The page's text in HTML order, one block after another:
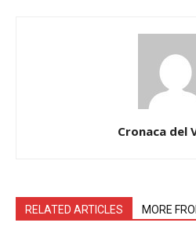
Cronaca del
RELATED ARTICLES MORE